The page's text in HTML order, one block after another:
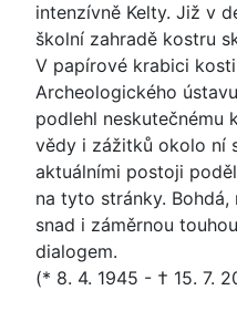
intenzívně Kelty. Již v
školní zahradě kostru
V papírové krabici
Archeologického
podlehl neskutečnému
vědy i zážitků okolo ní
aktuálními postoji
na tyto stránky.
snad i záměrnou
dialogem.
(* 8. 4. 1945 - † 15. 7.